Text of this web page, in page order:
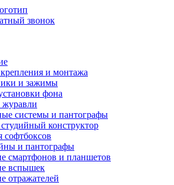
звонок
и монтажа
и зажимы
фона
системы и пантографы
конструктор
софтбоксов
и пантографы
смартфонов и планшетов
вспышек
отражателей